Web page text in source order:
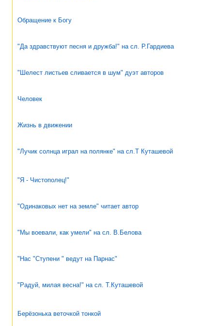
Обращение к Богу
"Да здравствуют песня и дружба!" на сл. Р.Гардиева
"Шелест листьев сливается в шум" дуэт авторов
Человек
Жизнь в движении
"Лучик солнца играл на полянке" на сл.Т Куташевой
"Я - Чистополец!"
"Одинаковых нет на земле" читает автор
"Мы воевали, как умели" на сл. В.Белова
"Нас "Ступени " ведут на Парнас"
"Радуй, милая весна!" на сл. Т.Куташевой
Берёзонька веточкой тонкой